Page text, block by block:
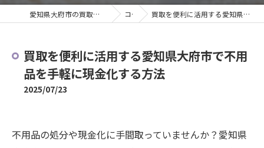
愛知県大府市の買取なら買取大吉 大府共栄町3丁目店 コラム 買取を便利に活用する愛知県大府市で不用品を手軽に現金化する方法
買取を便利に活用する愛知県大府市で不用
品を手軽に現金化する方法
2025/07/23
不用品の処分や現金化に手間取っていませんか？愛知県